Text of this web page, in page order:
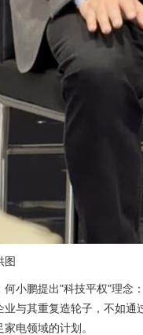
图
何小鹏提出"科技平权"理念
业与其重复造轮子，不如
电领域的计划。